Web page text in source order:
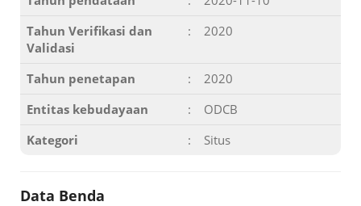
Tahun Verifikasi dan
Validasi
: 2020
Tahun penetapan :
2020
Entitas kebudayaan
:
ODCB
Kategori
: Situs
Data Benda